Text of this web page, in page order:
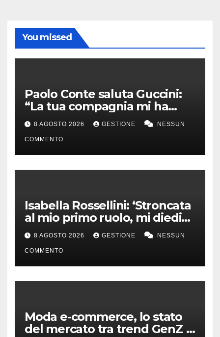
You missed
Paolo Conte saluta Guccini:
“La tua compagnia mi ha
sempre divertito”
8 AGOSTO 2026 GESTIONE NESSUN
COMMENTO
Isabella Rossellini: ‘Stroncata
al mio primo ruolo, mi diedi
alla moda’
8 AGOSTO 2026 GESTIONE NESSUN
COMMENTO
Moda e-commerce, lo stato
del mercato tra trend GenZ e